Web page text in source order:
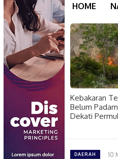
HOME
Kebakaran
Belum
Dekati
DAERAH 10